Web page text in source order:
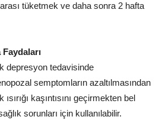
tüketmek ve daha sonra 2 hafta
depresyon tedavisinde
semptomların azaltılmasından
kaşıntısını geçirmekten bel
sorunları için kullanılabilir.